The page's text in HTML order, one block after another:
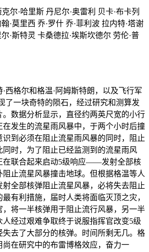
尔·哈里斯 丹尼尔·奥雷利 贝卡·布卡列
·莫里西 乔·罗什 乔·菲利波 拉内特·塔谢
·斯特灵 卡桑德拉·埃斯坎德尔 劳伦·普
西格尔和格温·阿姆斯特朗，以及飞行军
了一块奇特的陨石，经过研究和测算发
。数据分析显示，直径约两英尺宽的小行
在发生的流星雨风暴中，于两个小时后撞
识到必须在阻止流星雨风暴的同时，阻止
同时，为了阻止已经监测到的流星雨风
在联合起来启动5级响应——发射全部核
阻止流星风暴撞击地球。但根据格温等人
射全部核弹阻止流星风暴，必将失去阻止
有利措施，届时人类将面临灭顶之灾，
，将一半核弹用于阻止流行风暴，另一半
人经过艰难争取终于说服指挥官改变5级
失去了大部分的核弹。时间所剩无几。格
尚在研究中的布雷博格效应，奋力一